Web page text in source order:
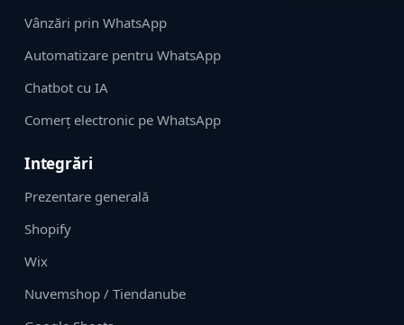
Vânzări prin WhatsApp
Automatizare pentru WhatsApp
Chatbot cu IA
Comerț electronic pe WhatsApp
Integrări
Prezentare generală
Shopify
Wix
Nuvemshop / Tiendanube